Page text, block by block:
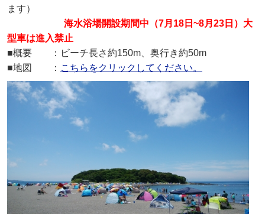
ます）
海水浴場開設期間中（7月18日~8月23日）大
型車は進入禁止
■概要 ：ビーチ長さ約150m、奥行き約50m
■地図 ： こちらをクリックしてください。